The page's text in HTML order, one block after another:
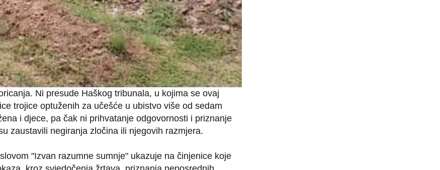
Ni presude Haškog tribunala, u kojima se ovaj
trojice optuženih za učešće u ubistvo više od sedam
i djece, pa čak ni prihvatanje odgovornosti i priznanje
zaustavili negiranja zločina ili njegovih razmjera.
"Izvan razumne sumnje" ukazuje na činjenice koje